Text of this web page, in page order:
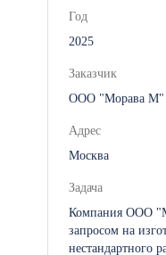
Год
2025
Заказчик
ООО "Морава М"
Адрес
Москва
Задача
Компания ООО
запросом на
нестандартного